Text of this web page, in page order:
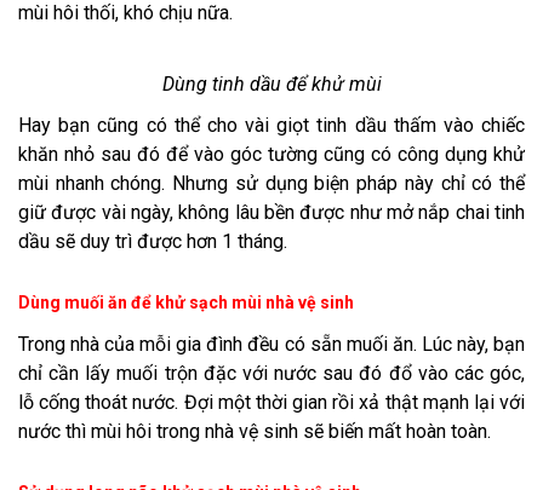
mùi hôi thối, khó chịu nữa.
Dùng tinh dầu để khử mùi
Hay bạn cũng có thể cho vài giọt tinh dầu thấm vào chiếc
khăn nhỏ sau đó để vào góc tường cũng có công dụng khử
mùi nhanh chóng. Nhưng sử dụng biện pháp này chỉ có thể
giữ được vài ngày, không lâu bền được như mở nắp chai tinh
dầu sẽ duy trì được hơn 1 tháng.
Dùng muối ăn để khử sạch mùi nhà vệ sinh
Trong nhà của mỗi gia đình đều có sẵn muối ăn. Lúc này, bạn
chỉ cần lấy muối trộn đặc với nước sau đó đổ vào các góc,
lỗ cống thoát nước. Đợi một thời gian rồi xả thật mạnh lại với
nước thì mùi hôi trong nhà vệ sinh sẽ biến mất hoàn toàn.